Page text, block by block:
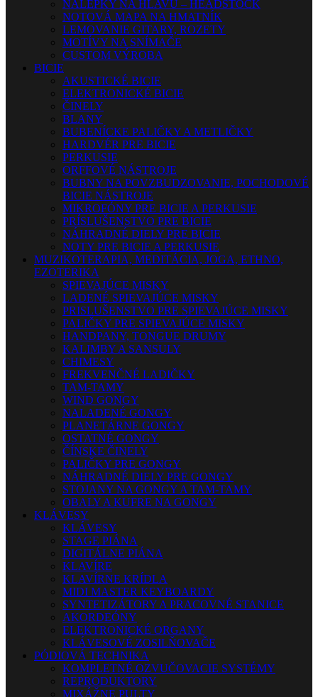
NÁLEPKY NA HLAVU – HEADSTOCK
NOTOVÁ MAPA NA HMATNÍK
LEMOVANIE GITARY, ROZETY
MOTÍVY NA SNÍMAČE
CUSTOM VÝROBA
BICIE
AKUSTICKÉ BICIE
ELEKTRONICKÉ BICIE
ČINELY
BLANY
BUBENÍCKE PALIČKY A METLIČKY
HARDVÉR PRE BICIE
PERKUSIE
ORFFOVÉ NÁSTROJE
BUBNY NA POVZBUDZOVANIE, POCHODOVÉ
BICIE NÁSTROJE
MIKROFÓNY PRE BICIE A PERKUSIE
PRÍSLUŠENSTVO PRE BICIE
NÁHRADNÉ DIELY PRE BICIE
NOTY PRE BICIE A PERKUSIE
MUZIKOTERAPIA, MEDITÁCIA, JOGA, ETHNO,
EZOTERIKA
SPIEVAJÚCE MISKY
LADENÉ SPIEVAJÚCE MISKY
PRISLUŠENSTVO PRE SPIEVAJÚCE MISKY
PALIČKY PRE SPIEVAJÚCE MISKY
HANDPANY, TONGUE DRUMY
KALIMBY A SANSULY
CHIMESY
FREKVENČNÉ LADIČKY
TAM-TAMY
WIND GONGY
NALADENÉ GONGY
PLANETÁRNE GONGY
OSTATNÉ GONGY
ČÍNSKE ČINELY
PALIČKY PRE GONGY
NÁHRADNÉ DIELY PRE GONGY
STOJANY NA GONGY A TAM-TAMY
OBALY A KUFRE NA GONGY
KLÁVESY
KLÁVESY
STAGE PIÁNA
DIGITÁLNE PIÁNA
KLAVÍRE
KLAVÍRNE KRÍDLA
MIDI MASTER KEYBOARDY
SYNTETIZÁTORY A PRACOVNÉ STANICE
AKORDEÓNY
ELEKTRONICKÉ ORGANY
KLÁVESOVÉ ZOSILŇOVAČE
PÓDIOVÁ TECHNIKA
KOMPLETNÉ OZVUČOVACIE SYSTÉMY
REPRODUKTORY
MIXÁŽNE PULTY